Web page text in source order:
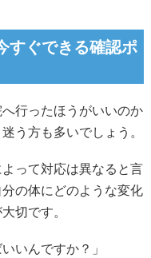
すぐできる確認ポ
行ったほうがいいのか
う方も多いでしょう。
って対応は異なると言
の体にどのような変化
切です。
いんですか？」